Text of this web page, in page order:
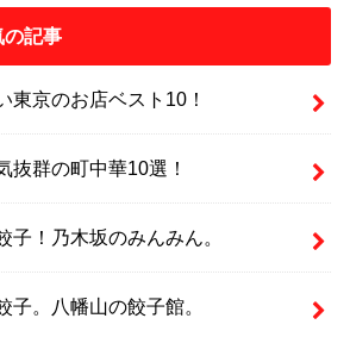
の記事
東京のお店ベスト10！
抜群の町中華10選！
子！乃木坂のみんみん。
子。八幡山の餃子館。